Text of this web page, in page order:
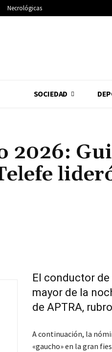
Necrológicas
SOCIEDAD
El conductor
mayor de la
de APTRA,
A continuación, la
«gaucho» en la gran